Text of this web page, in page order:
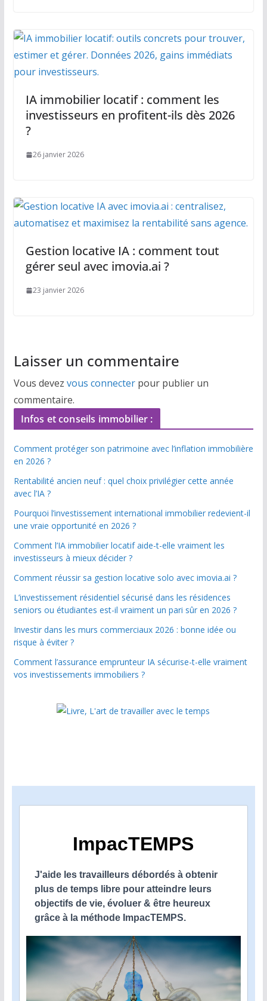
IA immobilier locatif : comment les
investisseurs en profitent-ils dès 2026
?
26 janvier 2026
Gestion locative IA : comment tout
gérer seul avec imovia.ai ?
23 janvier 2026
Laisser un commentaire
Vous devez vous connecterpour publier un
commentaire.
Infos et conseils immobilier :
Comment protéger son patrimoine avec l’inflation immobilière
en 2026 ?
Rentabilité ancien neuf : quel choix privilégier cette année
avec l’IA ?
Pourquoi l’investissement international immobilier redevient-il
une vraie opportunité en 2026 ?
Comment l’IA immobilier locatif aide-t-elle vraiment les
investisseurs à mieux décider ?
Comment réussir sa gestion locative solo avec imovia.ai ?
L’investissement résidentiel sécurisé dans les résidences
seniors ou étudiantes est-il vraiment un pari sûr en 2026 ?
Investir dans les murs commerciaux 2026 : bonne idée ou
risque à éviter ?
Comment l’assurance emprunteur IA sécurise-t-elle vraiment
vos investissements immobiliers ?
ImpacTEMPS
J'aide les travailleurs débordés à obtenir
plus de temps libre pour atteindre leurs
objectifs de vie, évoluer & être heureux
grâce à la méthode ImpacTEMPS.